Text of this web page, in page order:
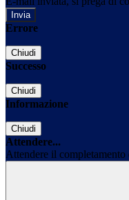
Errore
Chiudi
Successo
Chiudi
Informazione
Chiudi
Attendere...
Attendere il completamento